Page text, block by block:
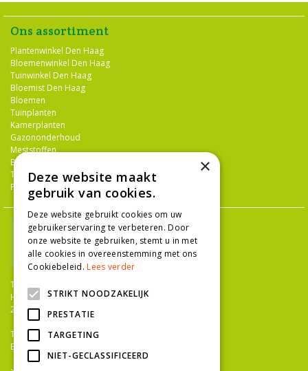
Ons assortiment
Plantenwinkel Den Haag
Bloemenwinkel Den Haag
Tuinwinkel Den Haag
Bloemist Den Haag
Bloemen
Tuinplanten
Kamerplanten
Gazononderhoud
Meststoffen
Bestrijdingsmiddelen
Tuingereedschap
Potterie
TUINCENTRUM NIEUW-HANENBURG
Hanenburglaan 266
2565 HC Den Haag
T.
070 36 052 92
E.
×
Deze website maakt
gebruik van cookies.
Deze website gebruikt cookies om uw
gebruikerservaring te verbeteren. Door
onze website te gebruiken, stemt u in met
alle cookies in overeenstemming met ons
Cookiebeleid.Lees verder
STRIKT NOODZAKELIJK
PRESTATIE
TARGETING
NIET-GECLASSIFICEERD